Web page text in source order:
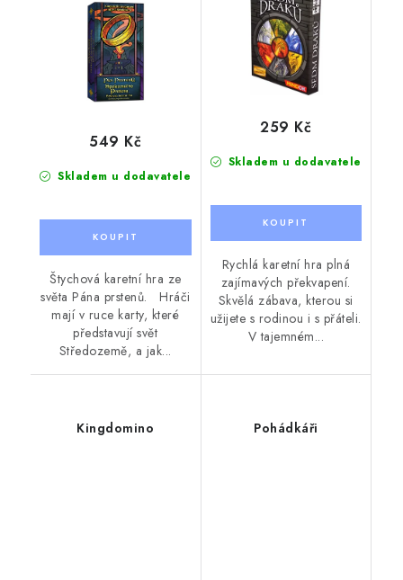
Skladem u dodavatele
549 Kč
Štychová karetní hra ze
světa Pána prstenů. Hráči
mají v ruce karty, které
představují svět
Středozemě, a jak...
Skladem u dodavatele
259 Kč
Rychlá karetní hra plná
zajímavých překvapení.
Skvělá zábava, kterou si
užijete s rodinou i s přáteli.
V tajemném...
Kingdomino Pohádkáři